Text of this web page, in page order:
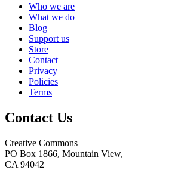
Who we are
What we do
Blog
Support us
Store
Contact
Privacy
Policies
Terms
Contact Us
Creative Commons
PO Box 1866, Mountain View,
CA 94042